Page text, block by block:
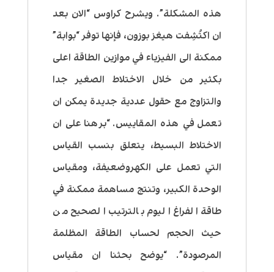
هذه المشكلة”. ويشرح كراوس “الان بعد
ان اكتُشِفت هيغز بوزون، فإنها توفر “بوابة”
ممكنة الى الفيزياء في موازين الطاقة اعلى
بكثير من خلال الاختلاط الصغير جدا
والتزاوج مع حقول عددية جديدة يمكن ان
تعمل في هذه المقاييس. “برهنا على ان
الاختلاط البسيط، يتعلق بنسب القياس
التي تعمل على الكهروضعيفة، ومقياس
الوحدة الكبير، وتنتج مساهمة ممكنة في
طاقة الفراغ اليوم بالترتيب الصحيح من
حيث الحجم لحساب الطاقة المظلمة
المرصودة”. “يوضح بحثنا ان مقياس